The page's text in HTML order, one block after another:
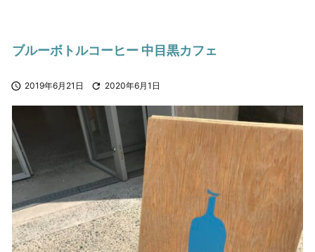
ブルーボトルコーヒー 中目黒カフェ
 2019年6月21日  2020年6月1日